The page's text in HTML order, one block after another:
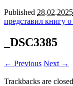
Published 28.02.2025
представил
_DSC3385
← Previous Next →
Trackbacks are